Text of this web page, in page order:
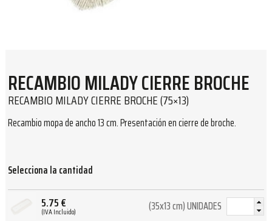
RECAMBIO MILADY CIERRE BROCHE
RECAMBIO MILADY CIERRE BROCHE (75×13)
Recambio mopa de ancho 13 cm. Presentación en cierre de broche.
Selecciona la cantidad
5.75€
(IVA Incluido) (35x13 cm) UNIDADES